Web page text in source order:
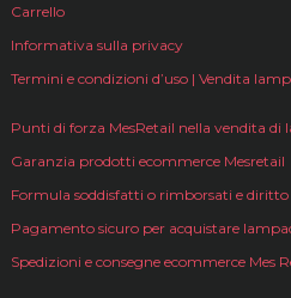
Carrello
Informativa sulla privacy
Termini e condizioni d’uso | Vendita
Punti di forza MesRetail nella vendita di
Garanzia prodotti ecommerce Mesretail
Formula soddisfatti o rimborsati e diritto
Pagamento sicuro per acquistare
Spedizioni e consegne ecommerce Mes